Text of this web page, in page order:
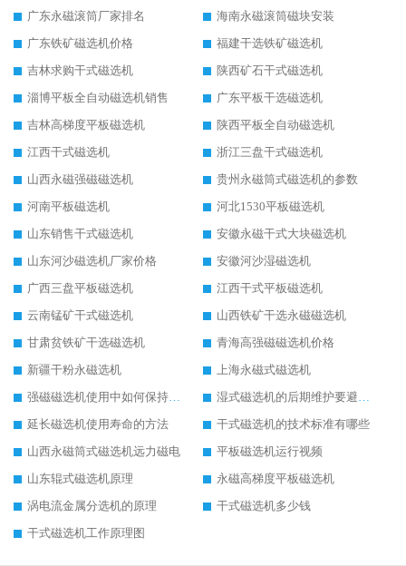
广东永磁滚筒厂家排名
海南永磁滚筒磁块安装
广东铁矿磁选机价格
福建干选铁矿磁选机
吉林求购干式磁选机
陕西矿石干式磁选机
淄博平板全自动磁选机销售
广东平板干选磁选机
吉林高梯度平板磁选机
陕西平板全自动磁选机
江西干式磁选机
浙江三盘干式磁选机
山西永磁强磁磁选机
贵州永磁筒式磁选机的参数
河南平板磁选机
河北1530平板磁选机
山东销售干式磁选机
安徽永磁干式大块磁选机
山东河沙磁选机厂家价格
安徽河沙湿磁选机
广西三盘平板磁选机
江西干式平板磁选机
云南锰矿干式磁选机
山西铁矿干选永磁磁选机
甘肃贫铁矿干选磁选机
青海高强磁磁选机价格
新疆干粉永磁选机
上海永磁式磁选机
强磁磁选机使用中如何保持其顺畅运行
湿式磁选机的后期维护要避开哪些坑
延长磁选机使用寿命的方法
干式磁选机的技术标准有哪些
山西永磁筒式磁选机远力磁电
平板磁选机运行视频
山东辊式磁选机原理
永磁高梯度平板磁选机
涡电流金属分选机的原理
干式磁选机多少钱
干式磁选机工作原理图